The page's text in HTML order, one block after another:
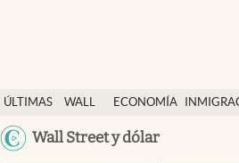
ÚLTIMAS
NOTICIAS
WALL
ECONOMÍA
Wall Street y dólar
Finanzas y economía
Wall Street y dólar